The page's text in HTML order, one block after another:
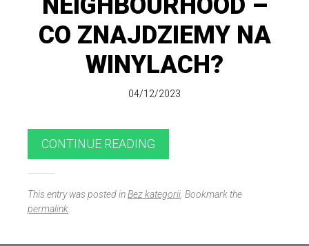
CO ZNAJDZIEMY NA
WINYLACH?
04/12/2023
CONTINUE READING
This entry was posted inBez kategorii . Bookmark the
permalink